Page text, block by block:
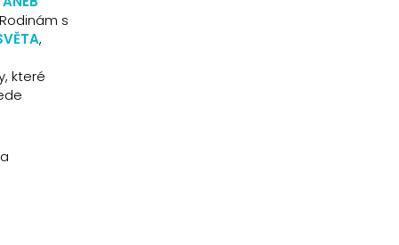
s
,
které